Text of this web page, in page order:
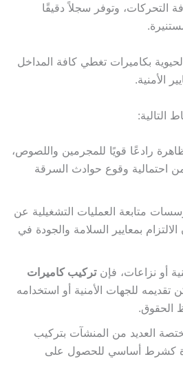
التحركات، وتوفر سجلاً دقيقًا
بكاميرات تغطي كافة المداخل
الأمنية.
التالية:
رادعًا قويًا للمجرمين واللصوص،
احتمالية وقوع حوادث السرقة
متابعة العمليات التشغيلية عن
بمعايير السلامة والجودة في
أو نزاعات، فإنتركيب كاميرات
تقديمه للجهات الأمنية أو استخدامه
الحقوق.
العديد من المنشآت بتركيب
كشرط أساسي للحصول على